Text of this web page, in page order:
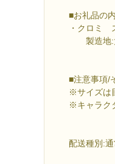
■お礼品の
・クロミ
製造地:
■注意事項/
※サイズは
※キャラク
配送種別:通